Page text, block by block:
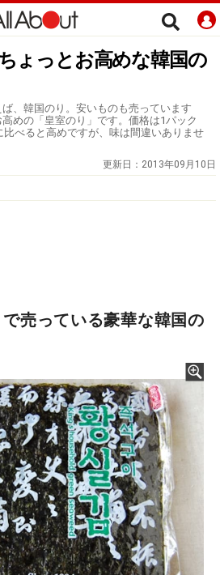
ょっとお高めな韓国の
、韓国のり。安いものも売っています
めの「皇室のり」です。価格は1パック
べると高めですが、味は間違いありませ
更新日： 2013年09月10日
売っている豪華な韓国の